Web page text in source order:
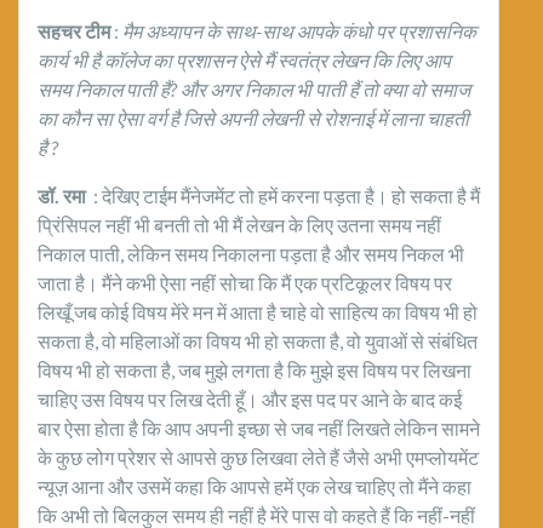
सहचर टीम: मैम अध्यापन के साथ-साथ आपके कंधो पर प्रशासनिक
कार्य भी है कॉलेज का प्रशासन ऐसे मैं स्वतंत्र लेखन कि लिए आप
समय निकाल पाती हैं? और अगर निकाल भी पाती हैं तो क्या वो समाज
का कौन सा ऐसा वर्ग है जिसे अपनी लेखनी से रोशनाई में लाना चाहती
है ?
डॉ. रमा: देखिए टाईम मैंनेजमेंट तो हमें करना पड़ता है। हो सकता है मैं
प्रिंसिपल नहीं भी बनती तो भी मैं लेखन के लिए उतना समय नहीं
निकाल पाती, लेकिन समय निकालना पड़ता है और समय निकल भी
जाता है। मैंने कभी ऐसा नहीं सोचा कि मैं एक प्रटिकूलर विषय पर
लिखूँ जब कोई विषय मेंरे मन में आता है चाहे वो साहित्य का विषय भी हो
सकता है, वो महिलाओं का विषय भी हो सकता है, वो युवाओं से संबंधित
विषय भी हो सकता है, जब मुझे लगता है कि मुझे इस विषय पर लिखना
चाहिए उस विषय पर लिख देती हूँ। और इस पद पर आने के बाद कई
बार ऐसा होता है कि आप अपनी इच्छा से जब नहीं लिखते लेकिन सामने
के कुछ लोग प्रेशर से आपसे कुछ लिखवा लेते हैं जैसे अभी एमप्लोयमेंट
न्यूज़ आना और उसमें कहा कि आपसे हमें एक लेख चाहिए तो मैंने कहा
कि अभी तो बिलकुल समय ही नहीं है मेंरे पास वो कहते हैं कि नहीं-नहीं